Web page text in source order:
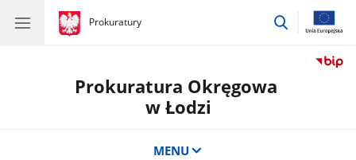
gov.pl
Prokuratury
gov.pl
Prokuratury
przejdź
Prokuratura Okręgowa
w Łodzi
MENU